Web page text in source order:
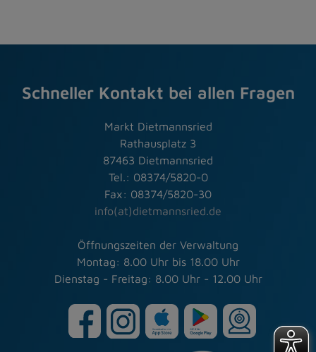
Schneller Kontakt bei allen Fragen
Markt Dietmannsried
Rathausplatz 3
87463 Dietmannsried
Tel.: 08374/5820-0
Fax: 08374/5820-30
info(at)dietmannsried.de
Öffnungszeiten der Verwaltung
Montag: 8.00 Uhr bis 18.00 Uhr
Dienstag - Freitag: 8.00 Uhr - 12.00 Uhr